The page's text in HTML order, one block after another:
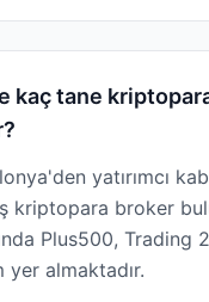
kaç tane
yatırımcı
kriptopara broker
Plus500, Trading
yer almaktadır.